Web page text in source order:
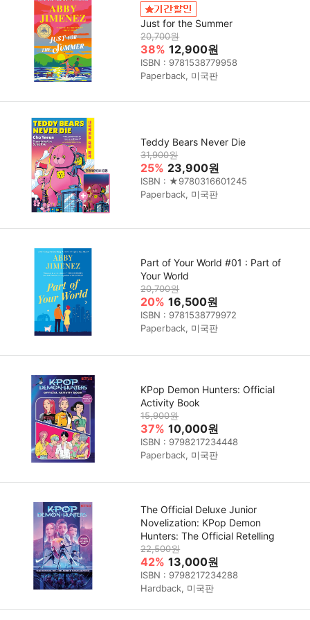
Just for the Summer
20,700원
38% 12,900원
ISBN : 9781538779958
Paperback, 미국판
Teddy Bears Never Die
31,900원
25% 23,900원
ISBN : ★9780316601245
Paperback, 미국판
Part of Your World #01 : Part of
Your World
20,700원
20% 16,500원
ISBN : 9781538779972
Paperback, 미국판
KPop Demon Hunters: Official
Activity Book
15,900원
37% 10,000원
ISBN : 9798217234448
Paperback, 미국판
The Official Deluxe Junior
Novelization: KPop Demon
Hunters: The Official Retelling
22,500원
42% 13,000원
ISBN : 9798217234288
Hardback, 미국판